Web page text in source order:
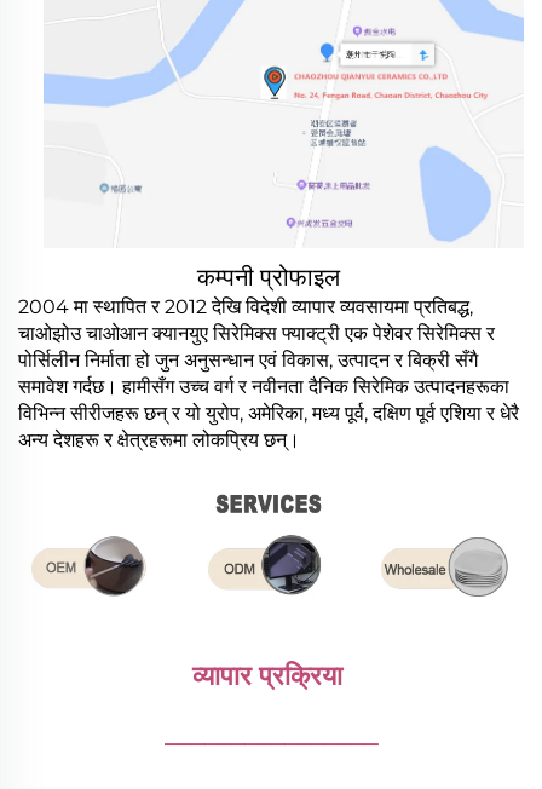
कम्पनी प्रोफाइल
2004 मा स्थापित र 2012 देखि विदेशी व्यापार व्यवसायमा प्रतिबद्ध,
चाओझोउ चाओआन क्यानयुए सिरेमिक्स फ्याक्ट्री एक पेशेवर सिरेमिक्स र
पोर्सिलीन निर्माता हो जुन अनुसन्धान एवं विकास, उत्पादन र बिक्री सँगै
समावेश गर्दछ। हामीसँग उच्च वर्ग र नवीनता दैनिक सिरेमिक उत्पादनहरूका
विभिन्न सीरीजहरू छन् र यो युरोप, अमेरिका, मध्य पूर्व, दक्षिण पूर्व एशिया र धेरै
अन्य देशहरू र क्षेत्रहरूमा लोकप्रिय छन्।
व्यापार प्रक्रिया
________________